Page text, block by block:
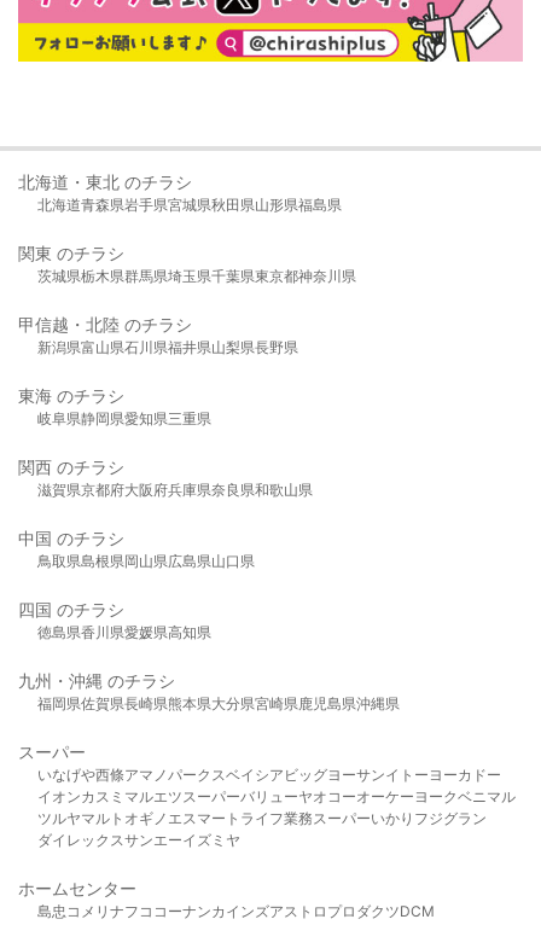
北海道・東北 のチラシ
北海道青森県岩手県宮城県秋田県山形県福島県
関東 のチラシ
茨城県栃木県群馬県埼玉県千葉県東京都神奈川県
甲信越・北陸 のチラシ
新潟県富山県石川県福井県山梨県長野県
東海 のチラシ
岐阜県静岡県愛知県三重県
関西 のチラシ
滋賀県京都府大阪府兵庫県奈良県和歌山県
中国 のチラシ
鳥取県島根県岡山県広島県山口県
四国 のチラシ
徳島県香川県愛媛県高知県
九州・沖縄 のチラシ
福岡県佐賀県長崎県熊本県大分県宮崎県鹿児島県沖縄県
スーパー
いなげや西條アマノパークスベイシア ビッグヨーサンイトーヨーカドー
イオンカスミ マルエツスーパーバリューヤオコーオーケー ヨークベニマル
ツルヤマルト オギノ エスマート ライフ業務スーパーいかり フジグラン
ダイレックスサンエーイズミヤ
ホームセンター
島忠 コメリ ナフコ コーナンカインズアストロプロダクツDCM